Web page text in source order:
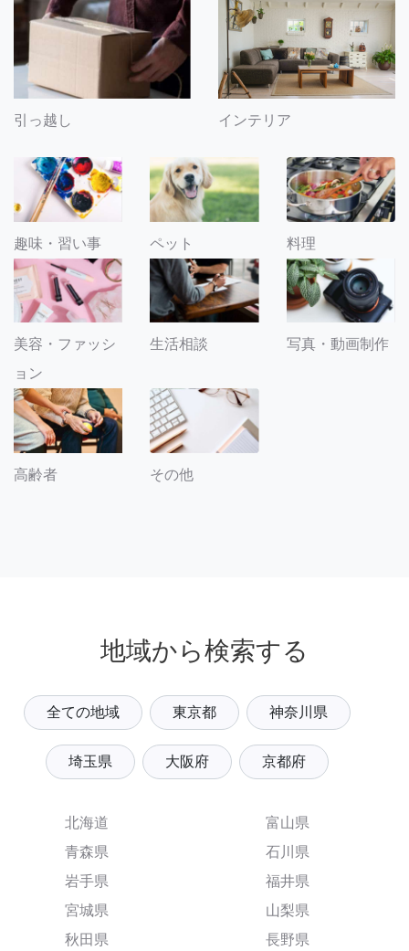
引っ越し インテリア
趣味・習い事 ペット 料理
美容・ファッシ
ョン
生活相談 写真・動画制作
高齢者 その他
地域から検索する
全ての地域 東京都 神奈川県
埼玉県 大阪府 京都府
北海道
青森県
岩手県
宮城県
秋田県
富山県
石川県
福井県
山梨県
長野県